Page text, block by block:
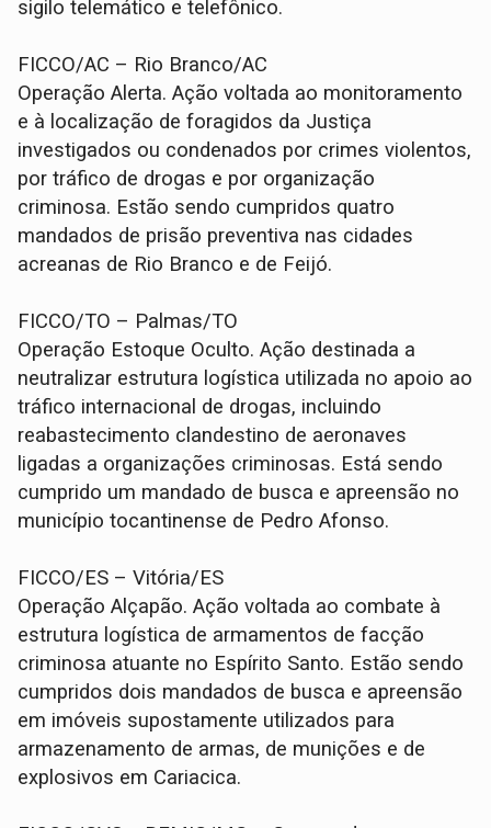
sigilo telemático e telefônico.
FICCO/AC – Rio Branco/AC
Operação Alerta. Ação voltada ao monitoramento
e à localização de foragidos da Justiça
investigados ou condenados por crimes violentos,
por tráfico de drogas e por organização
criminosa. Estão sendo cumpridos quatro
mandados de prisão preventiva nas cidades
acreanas de Rio Branco e de Feijó.
FICCO/TO – Palmas/TO
Operação Estoque Oculto. Ação destinada a
neutralizar estrutura logística utilizada no apoio ao
tráfico internacional de drogas, incluindo
reabastecimento clandestino de aeronaves
ligadas a organizações criminosas. Está sendo
cumprido um mandado de busca e apreensão no
município tocantinense de Pedro Afonso.
FICCO/ES – Vitória/ES
Operação Alçapão. Ação voltada ao combate à
estrutura logística de armamentos de facção
criminosa atuante no Espírito Santo. Estão sendo
cumpridos dois mandados de busca e apreensão
em imóveis supostamente utilizados para
armazenamento de armas, de munições e de
explosivos em Cariacica.